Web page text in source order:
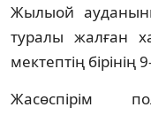
Жылыой
туралы жалған
мектептің
Жасөспірім